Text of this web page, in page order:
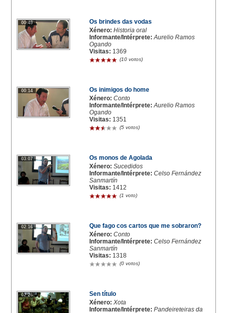
00:49
Os brindes das vodas
Xénero: Historia oral
Informante/Intérprete: Aurelio Ramos
Ogando
Visitas: 1369
(10 votos)
00:14
Os inimigos do home
Xénero: Conto
Informante/Intérprete: Aurelio Ramos
Ogando
Visitas: 1351
(5 votos)
03:07
Os monos de Agolada
Xénero: Sucedidos
Informante/Intérprete: Celso Fernández
Sanmartín
Visitas: 1412
(1 voto)
02:16
Que fago cos cartos que me sobraron?
Xénero: Conto
Informante/Intérprete: Celso Fernández
Sanmartín
Visitas: 1318
(0 votos)
02:26
Sen título
Xénero: Xota
Informante/Intérprete: Pandeireteiras da